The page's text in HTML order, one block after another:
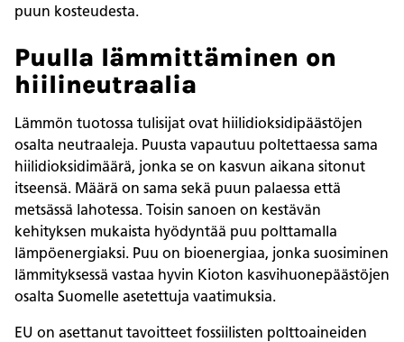
puun kosteudesta.
Puulla lämmittäminen on
hiilineutraalia
Lämmön tuotossa tulisijat ovat hiilidioksidipäästöjen
osalta neutraaleja. Puusta vapautuu poltettaessa sama
hiilidioksidimäärä, jonka se on kasvun aikana sitonut
itseensä. Määrä on sama sekä puun palaessa että
metsässä lahotessa. Toisin sanoen on kestävän
kehityksen mukaista hyödyntää puu polttamalla
lämpöenergiaksi. Puu on bioenergiaa, jonka suosiminen
lämmityksessä vastaa hyvin Kioton kasvihuone­päästöjen
osalta Suomelle asetettuja vaatimuksia.
EU on asettanut tavoitteet fossiilisten polttoaineiden